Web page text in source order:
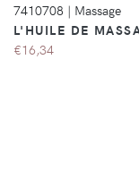
7410708 | Massage
L'HUILE DE
€16,34